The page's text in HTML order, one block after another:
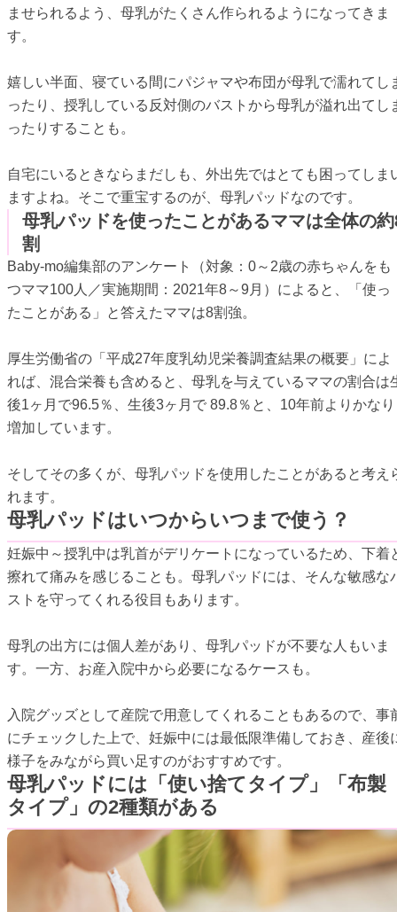
ませられるよう、母乳がたくさん作られるようになってきま
す。
嬉しい半面、寝ている間にパジャマや布団が母乳で濡れてし
ったり、授乳している反対側のバストから母乳が溢れ出てし
ったりすることも。
自宅にいるときならまだしも、外出先ではとても困ってしま
ますよね。そこで重宝するのが、母乳パッドなのです。
母乳パッドを使ったことがあるママは全体の
割
Baby-mo編集部のアンケート（対象：0～2歳の赤ちゃんをも
つママ100人／実施期間：2021年8～9月）によると、「使っ
たことがある」と答えたママは8割強。
厚生労働省の「平成27年度乳幼児栄養調査結果の概要」によ
れば、混合栄養も含めると、母乳を与えているママの割合は
後1ヶ月で96.5％、生後3ヶ月で 89.8％と、10年前よりかなり
増加しています。
そしてその多くが、母乳パッドを使用したことがあると考え
れます。
母乳パッドはいつからいつまで使う？
妊娠中～授乳中は乳首がデリケートになっているため、下着
擦れて痛みを感じることも。母乳パッドには、そんな敏感な
ストを守ってくれる役目もあります。
母乳の出方には個人差があり、母乳パッドが不要な人もいま
す。一方、お産入院中から必要になるケースも。
入院グッズとして産院で用意してくれることもあるので、事
にチェックした上で、妊娠中には最低限準備しておき、産後
様子をみながら買い足すのがおすすめです。
母乳パッドには「使い捨てタイプ」「布製
タイプ」の2種類がある